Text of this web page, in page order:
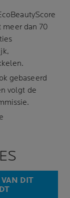
dan 70
gebaseerd
volgt de
VAN DIT